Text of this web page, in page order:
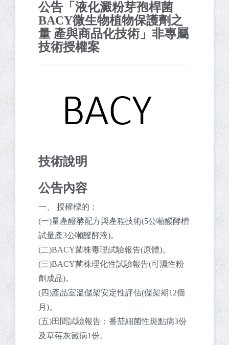
公告「液化澱粉芽孢桿菌
BACY微生物植物保護劑之
量 產與商品化技術」非專屬
技術授權案
技術說明
公告內容
一、 授權標的：
(一)量產醱酵配方與產程技術(5公噸醱酵槽
試量產3公噸醱酵液)。
(二)BACY菌株毒理試驗報告(原體)。
(三)BACY菌株理化性試驗報告(可濕性粉
劑成品)。
(四)產品室溫儲架安定性評估(儲架期12個
月)。
(五)田間試驗報告：番茄細菌性斑點病3份
及草莓灰黴病1份。